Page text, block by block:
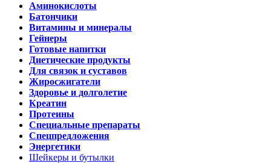
Аминокислоты
Батончики
Витамины и минералы
Гейнеры
Готовые напитки
Диетические продукты
Для связок и суставов
Жиросжигатели
Здоровье и долголетие
Креатин
Протеины
Специальные препараты
Спецпредложения
Энергетики
Шейкеры и бутылки